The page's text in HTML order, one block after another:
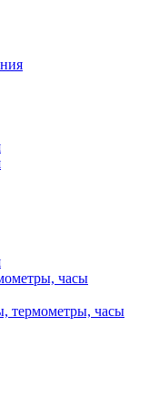
часы
термометры, часы